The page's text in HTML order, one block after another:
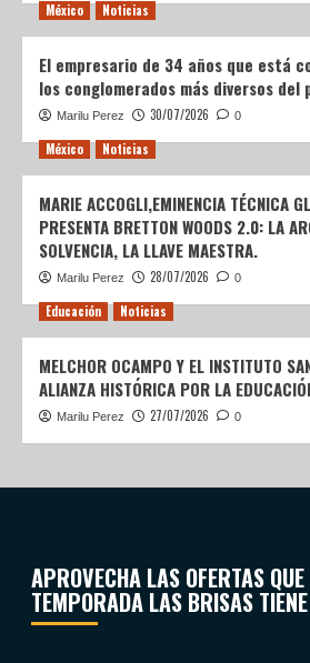
México Noticias
El empresario de 34 años que está
los conglomerados más diversos del
Marilu Perez 30/07/2026 0
México Noticias
MARIE ACCOGLI,EMINENCIA TÉCNICA
PRESENTA BRETTON WOODS 2.0: LA
SOLVENCIA, LA LLAVE MAESTRA.
Marilu Perez 28/07/2026 0
Educación Noticias
MELCHOR OCAMPO Y EL INSTITUTO
ALIANZA HISTÓRICA POR LA
Marilu Perez 27/07/2026 0
APROVECHA LAS OFERTAS
TEMPORADA LAS BRISAS